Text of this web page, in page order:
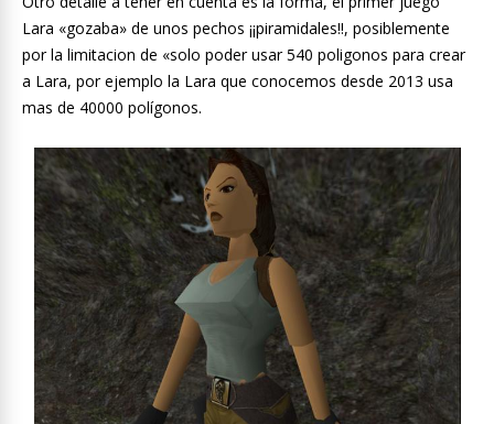
Lara «gozaba» de unos pechos ¡¡piramidales!!, posiblemente
por la limitacion de «solo poder usar 540 poligonos para crear
a Lara, por ejemplo la Lara que conocemos desde 2013 usa
mas de 40000 polígonos.